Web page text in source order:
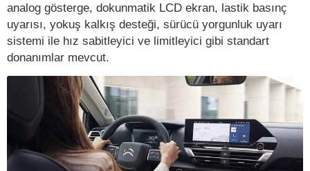
analog gösterge, dokunmatik LCD ekran, lastik basınç
uyarısı, yokuş kalkış desteği, sürücü yorgunluk uyarı
sistemi ile hız sabitleyici ve limitleyici gibi standart
donanımlar mevcut.